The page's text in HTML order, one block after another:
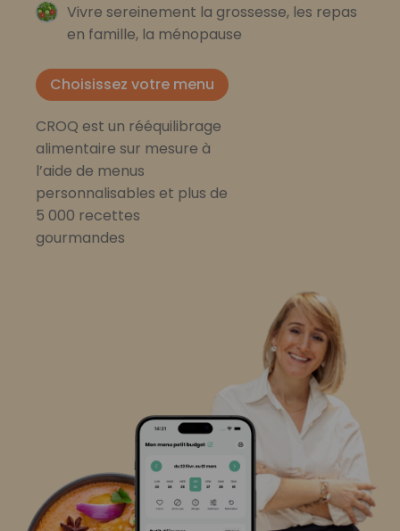
Vivre sereinement la grossesse, les repas
en famille, la ménopause
Choisissez votre menu
CROQ est un rééquilibrage
alimentaire sur mesure à
l’aide de menus
personnalisables et plus de
5 000 recettes
gourmandes